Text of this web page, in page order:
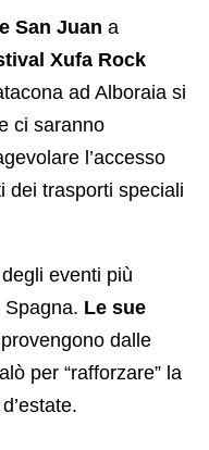
San Juan a
Xufa Rock
ad Alboraia si
ci saranno
l’accesso
dei trasporti speciali
eventi più
Le sue
dalle
per “rafforzare” la